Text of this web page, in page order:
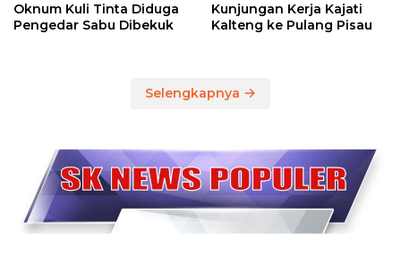
Oknum Kuli Tinta Diduga
Pengedar Sabu Dibekuk
Kunjungan Kerja Kajati
Kalteng ke Pulang Pisau
Selengkapnya